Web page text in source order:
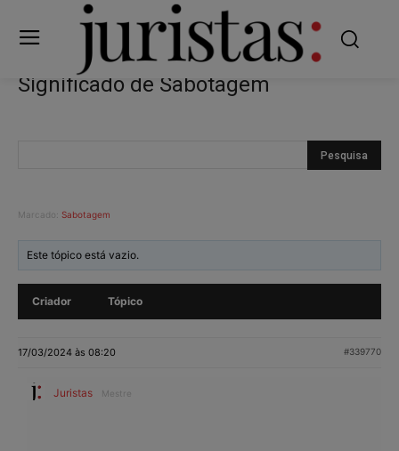
Significado de Sabotagem
Marcado: Sabotagem
Este tópico está vazio.
Criador Tópico
17/03/2024 às 08:20 #339770
Juristas Mestre